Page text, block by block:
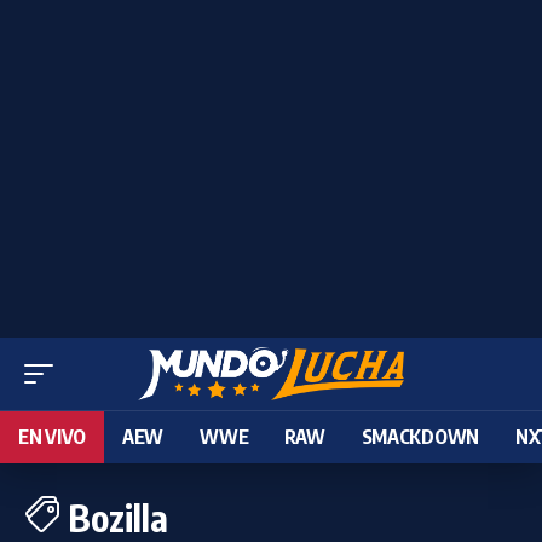
EN VIVO AEW WWE RAW SMACKDOWN
Bozilla